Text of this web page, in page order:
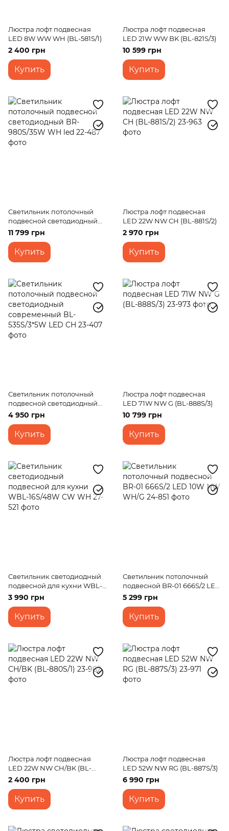
Люстра лофт подвесная
LED 8W WW WH (BL-581S/1)
2 400 грн
Купить
Люстра лофт подвесная
LED 21W WW BK (BL-821S/3)
10 599 грн
Купить
Светильник потолочный
подвесной светодиодный
BR-980S/35W WH led
11 799 грн
Купить
Люстра лофт подвесная
LED 22W NW CH (BL-881S/2)
2 970 грн
Купить
Светильник потолочный
подвесной светодиодный
современный BL-535S/3*5W
4 950 грн
Купить
Люстра лофт подвесная
LED 71W NW G (BL-888S/3)
10 799 грн
Купить
Светильник светодиодный
подвесной для кухни WBL-
16S/48W CW WH
3 990 грн
Купить
Светильник потолочный
подвесной BR-01 666S/2 LED
10W NW WH/G
5 299 грн
Купить
Люстра лофт подвесная
LED 22W NW CH/BK (BL-
880S/1)
2 400 грн
Купить
Люстра лофт подвесная
LED 52W NW RG (BL-887S/3)
6 990 грн
Купить